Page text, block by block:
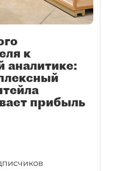
к
аналитике:
прибыль